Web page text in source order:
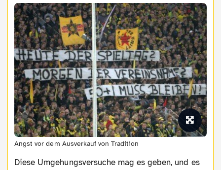
Angst vor dem Ausverkauf von Tradition
Diese Umgehungsversuche mag es geben, und es